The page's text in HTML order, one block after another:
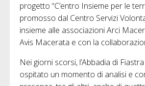
progetto “C’entro Insieme per le
promosso dal Centro Servizi
insieme alle associazioni Arci
Avis Macerata e con la
Nei giorni scorsi, l’Abbadia di
ospitato un momento di analisi e